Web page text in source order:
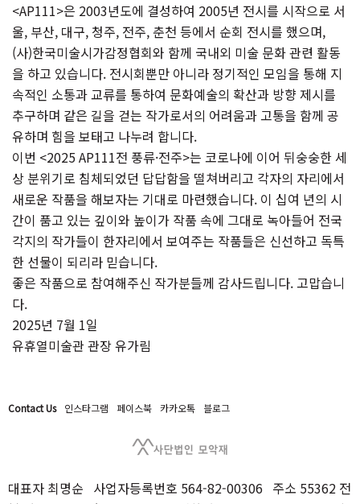
<AP111>은 2003년도에 결성하여 2005년 전시를 시작으로 서
울, 부산, 대구, 청주, 전주, 춘천 등에서 순회 전시를 했으며,
(사)한국미술시가감정협회와 함께 국내외 미술 문화 관련 활동
을 하고 있습니다. 전시회뿐만 아니라 정기적인 모임을 통해 지
속적인 소통과 교류를 통하여 문화예술의 확산과 방향 제시를
추구하며 같은 길을 걷는 작가로서의 어려움과 고통을 함께 공
유하며 힘을 보태고 나누려 합니다.
이번 <2025 AP111전 풍류·전주>는 코로나에 이어 뒤숭숭한 세
상 분위기로 침체되었던 답답함을 떨쳐버리고 각자의 자리에서
새로운 작품을 해보자는 기대로 마련했습니다. 이 십여 년의 시
간이 품고 있는 깊이와 높이가 작품 속에 그대로 녹아들어 전국
각지의 작가들이 한자리에서 보여주는 작품들은 신선하고 독특
한 선물이 되리라 믿습니다.
좋은 작품으로 참여해주신 작가분들께 감사드립니다. 고맙습니
다.
2025년 7월 1일
유휴열미술관 관장 유가림
Contact Us 인스타그램 페이스북 카카오톡 블로그
대표자 최명순 사업자등록번호 564-82-00306 주소 55362 전